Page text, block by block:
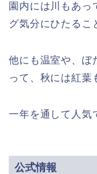
園内には川もあっ
グ気分にひたるこ
他にも温室や、ぼ
って、秋には紅葉
一年を通して人気
公式情報